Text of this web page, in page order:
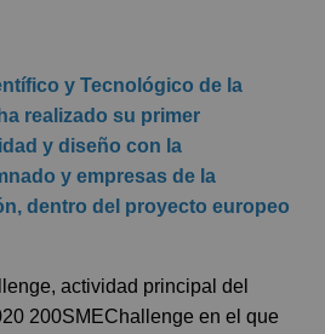
y Tecnológico de la
realizado su primer
y diseño con la
y empresas de la
dentro del proyecto europeo
actividad principal del
200SMEChallenge en el que